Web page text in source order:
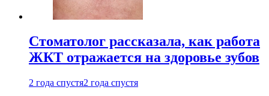
Стоматолог рассказала, как работа
ЖКТ отражается на здоровье зубов
2 года спустя2 года спустя